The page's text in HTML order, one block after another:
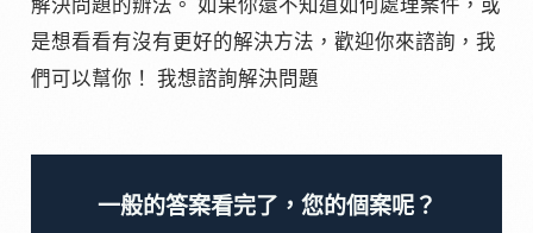
解決問題的辦法。 如果你還不知道如何處理案件，或
是想看看有沒有更好的解決方法，歡迎你來諮詢，我
們可以幫你！ 我想諮詢解決問題
一般的答案看完了，您的個案呢？